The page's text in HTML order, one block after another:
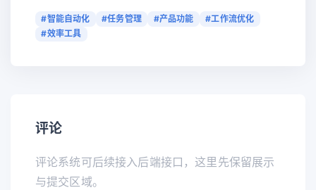
#智能自动化 #任务管理 #产品功能
#工作流优化
#效率工具
评论
评论系统可后续接入后端接口，这里先保留展示
与提交区域。